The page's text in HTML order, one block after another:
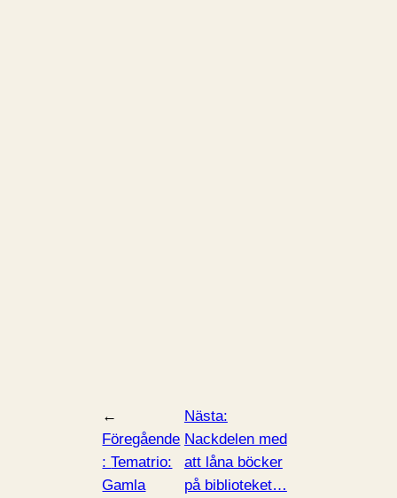
←
Föregående
:Tematrio:
Gamla
Nästa:
Nackdelen med
att låna böcker
på biblioteket…